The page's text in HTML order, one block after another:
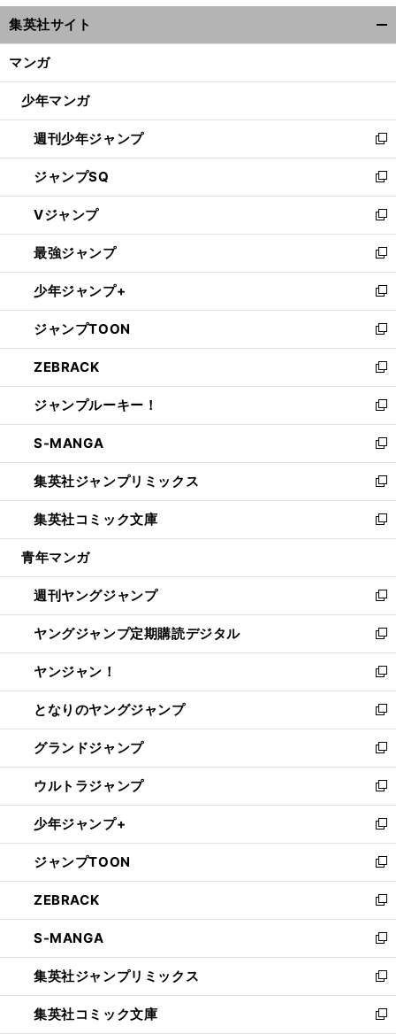
ウ
ィ
ン
ウ
開
く
集英社サイト
マンガ
少年マンガ
週刊少年ジャンプ
新
し
い
ウ
ィ
ン
ド
ウ
で
開
く
ジャンプSQ
新
し
い
ウ
ィ
ン
ド
ウ
で
開
く
Vジャンプ
新
し
い
ウ
ィ
ン
ド
ウ
で
開
く
最強ジャンプ
新
し
い
ウ
ィ
ン
ド
ウ
で
開
く
少年ジャンプ+
新
し
い
ウ
ィ
ン
ド
ウ
で
開
く
ジャンプTOON
新
し
い
ウ
ィ
ン
ド
ウ
で
開
く
ZEBRACK
新
し
い
ウ
ィ
ン
ド
ウ
で
開
ジャンプルーキー！
新
し
い
ウ
ィ
ン
ド
ウ
開
く
S-MANGA
新
し
い
ウ
ィ
ン
ウ
で
開
く
集英社ジャンプリミックス
新
し
い
ウ
ン
ド
ウ
で
開
く
集英社コミック文庫
新
し
ウ
ィ
ン
ド
ウ
で
開
く
青年マンガ
週刊ヤングジャンプ
新
し
い
ウ
ィ
ン
ド
ウ
で
開
く
ヤングジャンプ定期購読デジタル
新
し
い
ウ
ィ
ン
ド
ウ
で
開
く
ヤンジャン！
新
し
い
ウ
ィ
ン
ド
ウ
で
開
く
となりのヤングジャンプ
新
し
い
ウ
ィ
ン
ド
ウ
で
開
く
グランドジャンプ
新
し
い
ウ
ィ
ン
ド
ウ
で
開
く
ウルトラジャンプ
新
し
い
ウ
ィ
ン
ド
ウ
で
開
く
少年ジャンプ+
新
し
い
ウ
ィ
ン
ド
ウ
で
開
く
ジャンプTOON
新
し
い
ウ
ィ
ン
ド
ウ
で
ZEBRACK
新
し
い
ウ
ィ
ン
ド
S-MANGA
新
し
い
ウ
ィ
集英社ジャンプリミックス
新
し
い
集英社コミック文庫
新